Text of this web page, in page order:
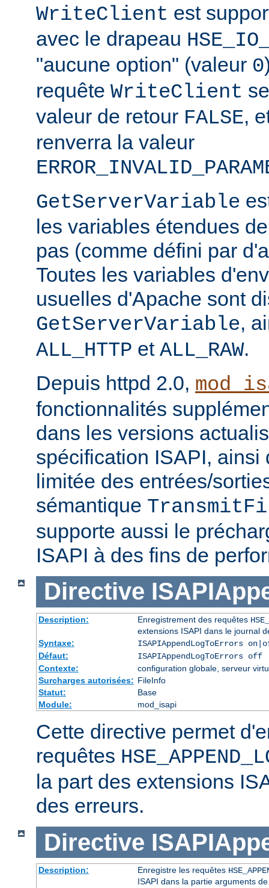
WriteClient est
avec le drapeau
"aucune option" (valeur 0
requête WriteClient
valeur de retour FALSE,
renverra la valeur
GetServerVariable
les variables étendues
pas (comme défini par
Toutes les variables
usuelles d'Apache sont
GetServerVariable,
ALL_HTTP et ALL_RAW.
Depuis httpd 2.0,
fonctionnalités
dans les versions
spécification ISAPI, ainsi
limitée des entrées/
sémantique
supporte aussi le
ISAPI à des fins de
Directive
Description: Enregistrement des requêtes
extensions ISAPI dans le journal
Syntaxe:
ISAPIAppendLogToErrors
Défaut:
ISAPIAppendLogToErrors off
Contexte:
configuration globale, serveur
Surcharges autorisées: FileInfo
Statut:
Base
Module:
mod_isapi
Cette directive permet
requêtes
la part des extensions
des erreurs.
Directive
Description: Enregistre les requêtes
ISAPI dans la partie arguments